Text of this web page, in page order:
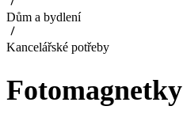
Dům a bydlení
Kancelářské potřeby
Fotomagnetky